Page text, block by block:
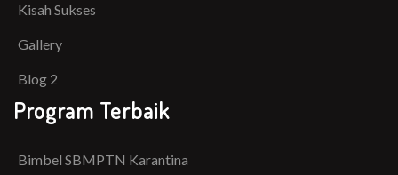
Kisah Sukses
Gallery
Blog 2
Program Terbaik
Bimbel SBMPTN Karantina